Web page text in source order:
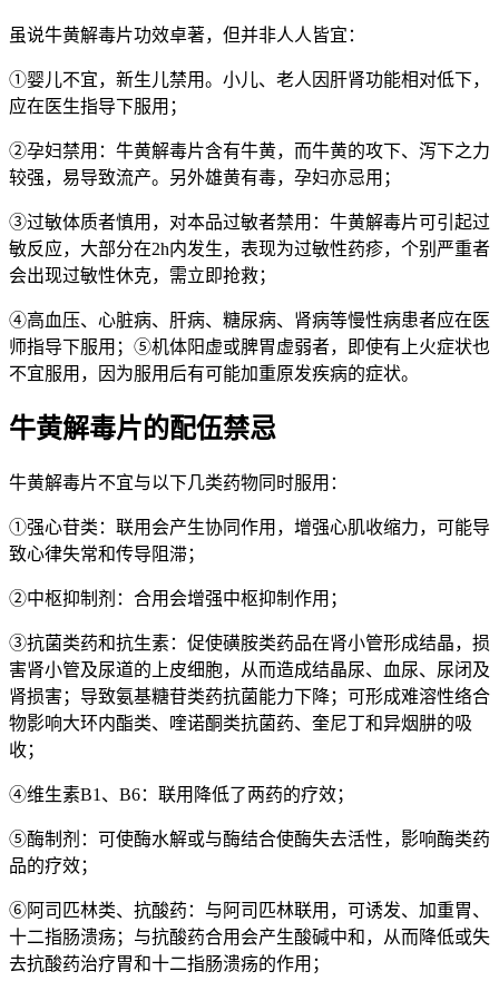
虽说牛黄解毒片功效卓著，但并非人人皆宜：
①婴儿不宜，新生儿禁用。小儿、老人因肝肾功能相对低下，
应在医生指导下服用；
②孕妇禁用：牛黄解毒片含有牛黄，而牛黄的攻下、泻下之力
较强，易导致流产。另外雄黄有毒，孕妇亦忌用；
③过敏体质者慎用，对本品过敏者禁用：牛黄解毒片可引起过
敏反应，大部分在2h内发生，表现为过敏性药疹，个别严重者
会出现过敏性休克，需立即抢救；
④高血压、心脏病、肝病、糖尿病、肾病等慢性病患者应在医
师指导下服用；⑤机体阳虚或脾胃虚弱者，即使有上火症状也
不宜服用，因为服用后有可能加重原发疾病的症状。
牛黄解毒片的配伍禁忌
牛黄解毒片不宜与以下几类药物同时服用：
①强心苷类：联用会产生协同作用，增强心肌收缩力，可能导
致心律失常和传导阻滞；
②中枢抑制剂：合用会增强中枢抑制作用；
③抗菌类药和抗生素：促使磺胺类药品在肾小管形成结晶，损
害肾小管及尿道的上皮细胞，从而造成结晶尿、血尿、尿闭及
肾损害；导致氨基糖苷类药抗菌能力下降；可形成难溶性络合
物影响大环内酯类、喹诺酮类抗菌药、奎尼丁和异烟肼的吸
收；
④维生素B1、B6：联用降低了两药的疗效；
⑤酶制剂：可使酶水解或与酶结合使酶失去活性，影响酶类药
品的疗效；
⑥阿司匹林类、抗酸药：与阿司匹林联用，可诱发、加重胃、
十二指肠溃疡；与抗酸药合用会产生酸碱中和，从而降低或失
去抗酸药治疗胃和十二指肠溃疡的作用；